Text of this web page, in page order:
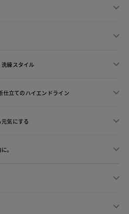
練スタイル
仕立てのハイエンドライン
元気にする
。